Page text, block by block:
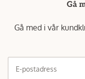
Gå
Gå med i vår
E-postadress